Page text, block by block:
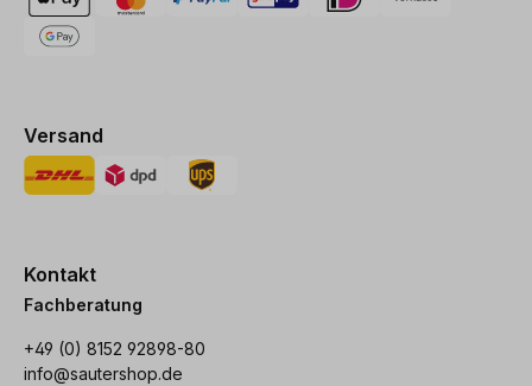
Versand
Kontakt
Fachberatung
+49 (0) 8152 92898-80
info@sautershop.de